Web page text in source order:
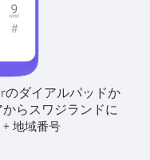
のダイアルパッドか
らスワジランドに
+ 地域番号